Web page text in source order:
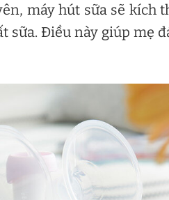
máy hút sữa sẽ kích
sữa. Điều này giúp mẹ